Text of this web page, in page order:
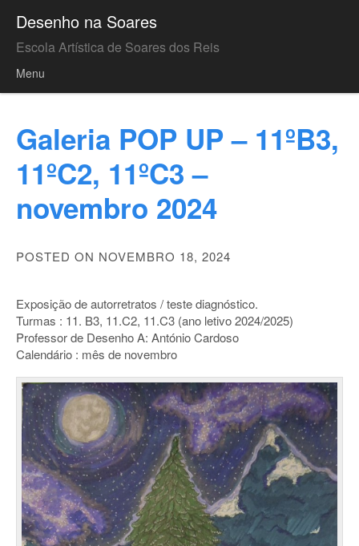
Desenho na Soares
Escola Artística de Soares dos Reis
Menu
Galeria POP UP – 11ºB3,
11ºC2, 11ºC3 –
novembro 2024
POSTED ON NOVEMBRO 18, 2024
Exposição de autorretratos / teste diagnóstico.
Turmas : 11. B3, 11.C2, 11.C3 (ano letivo 2024/2025)
Professor de Desenho A: António Cardoso
Calendário : mês de novembro